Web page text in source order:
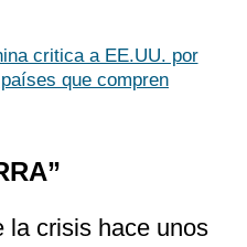
critica a EE.UU. por
que compren
la crisis hace unos